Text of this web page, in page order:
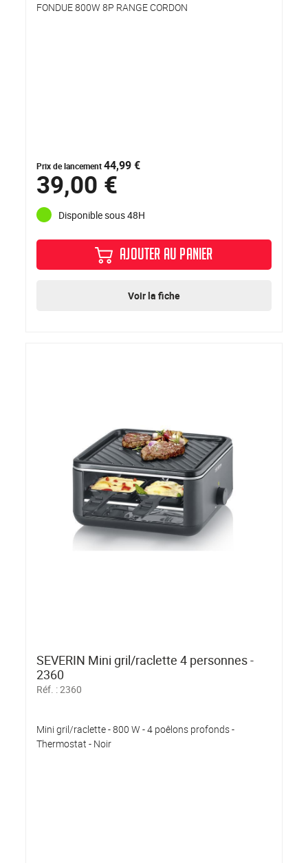
FONDUE 800W 8P RANGE CORDON
Prix de lancement44,99 €
39,00 €
Disponible sous 48H
AJOUTER AU PANIER
Voir la fiche
SEVERIN Mini gril/raclette 4 personnes -
2360
Réf. :2360
Mini gril/raclette - 800 W - 4 poêlons profonds -
Thermostat - Noir